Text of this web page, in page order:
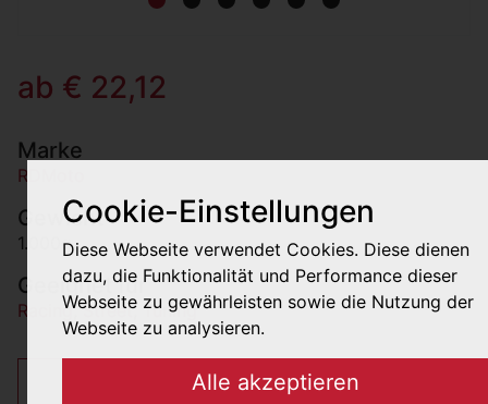
ab € 22,12
Marke
RDMoto
Gewicht
1.000g
Geeignet für
Racing,Street, Tuning
Cookie-Einstellungen
Diese Webseite verwendet Cookies. Diese dienen
dazu, die Funktionalität und Performance dieser
Webseite zu gewährleisten sowie die Nutzung der
Webseite zu analysieren.
Alle akzeptieren